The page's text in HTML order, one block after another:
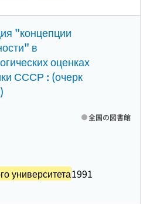
"концепции
в
оценках
СССР : (очерк
университета1991
全国の図書館